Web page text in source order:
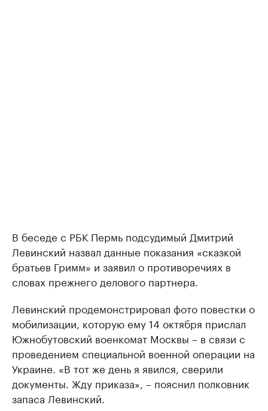
В беседе с РБК Пермь подсудимый Дмитрий
Левинский назвал данные показания «сказкой
братьев Гримм» и заявил о противоречиях в
словах прежнего делового партнера.
Левинский продемонстрировал фото повестки о
мобилизации, которую ему 14 октября прислал
Южнобутовский военкомат Москвы – в связи с
проведением специальной военной операции на
Украине. «В тот же день я явился, сверили
документы. Жду приказа», – пояснил полковник
запаса Левинский.